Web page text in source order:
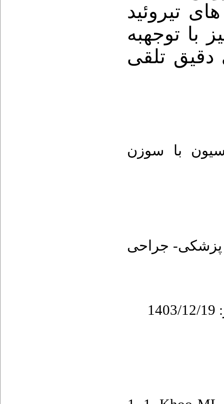
تیروئید
با توجه­به
دقیق تلقی
با سوزن
پزشکی- جراحی